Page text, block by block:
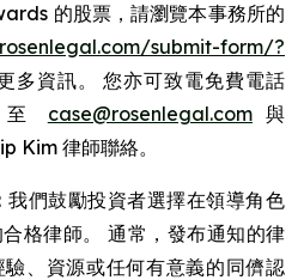
的股票，請瀏覽本事務所的
submit-form/?
多資訊。 您亦可致電免費電話
至 case@rosenlegal.com與
Kim 律師聯絡。
我們鼓勵投資者選擇在領導角色
格律師。 通常，發布通知的律
、資源或任何有意義的同儕認